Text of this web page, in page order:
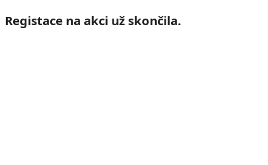
Registace na akci už skončila.